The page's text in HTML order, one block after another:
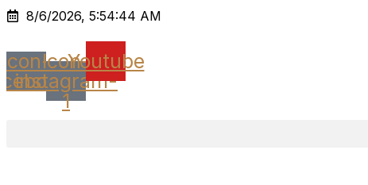
Ir
o
conteúdo
8/6/2026, 5:54:44 AM
Icon-Icon-
instagram-
1
Youtube